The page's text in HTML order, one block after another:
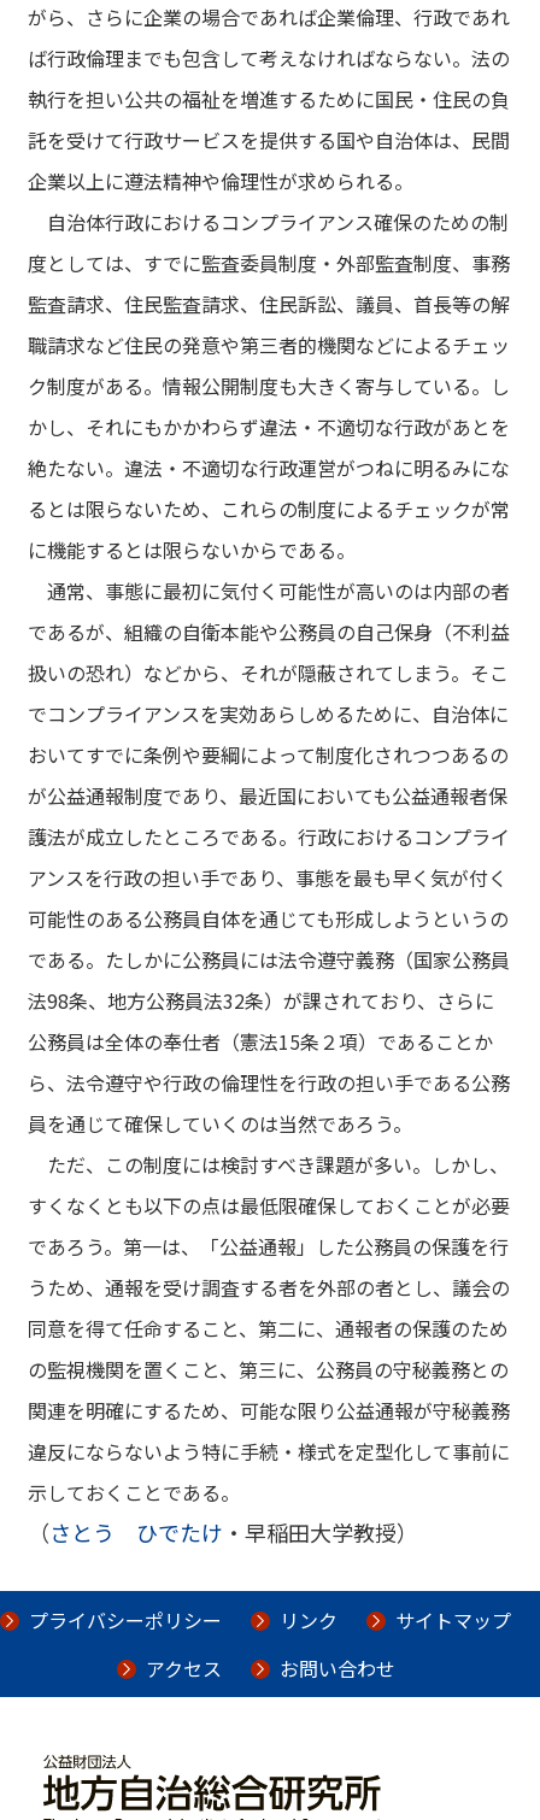
がら、さらに企業の場合であれば企業倫理、行政であれ
ば行政倫理までも包含して考えなければならない。法の
執行を担い公共の福祉を増進するために国民・住民の負
託を受けて行政サービスを提供する国や自治体は、民間
企業以上に遵法精神や倫理性が求められる。
自治体行政におけるコンプライアンス確保のための制
度としては、すでに監査委員制度・外部監査制度、事務
監査請求、住民監査請求、住民訴訟、議員、首長等の解
職請求など住民の発意や第三者的機関などによるチェッ
ク制度がある。情報公開制度も大きく寄与している。し
かし、それにもかかわらず違法・不適切な行政があとを
絶たない。違法・不適切な行政運営がつねに明るみにな
るとは限らないため、これらの制度によるチェックが常
に機能するとは限らないからである。
通常、事態に最初に気付く可能性が高いのは内部の者
であるが、組織の自衛本能や公務員の自己保身（不利益
扱いの恐れ）などから、それが隠蔽されてしまう。そこ
でコンプライアンスを実効あらしめるために、自治体に
おいてすでに条例や要綱によって制度化されつつあるの
が公益通報制度であり、最近国においても公益通報者保
護法が成立したところである。行政におけるコンプライ
アンスを行政の担い手であり、事態を最も早く気が付く
可能性のある公務員自体を通じても形成しようというの
である。たしかに公務員には法令遵守義務（国家公務員
法98条、地方公務員法32条）が課されており、さらに
公務員は全体の奉仕者（憲法15条２項）であることか
ら、法令遵守や行政の倫理性を行政の担い手である公務
員を通じて確保していくのは当然であろう。
ただ、この制度には検討すべき課題が多い。しかし、
すくなくとも以下の点は最低限確保しておくことが必要
であろう。第一は、「公益通報」した公務員の保護を行
うため、通報を受け調査する者を外部の者とし、議会の
同意を得て任命すること、第二に、通報者の保護のため
の監視機関を置くこと、第三に、公務員の守秘義務との
関連を明確にするため、可能な限り公益通報が守秘義務
違反にならないよう特に手続・様式を定型化して事前に
示しておくことである。
（さとう ひでたけ ・早稲田大学教授）
プライバシーポリシー リンク
サイトマップ
アクセス
お問い合わせ